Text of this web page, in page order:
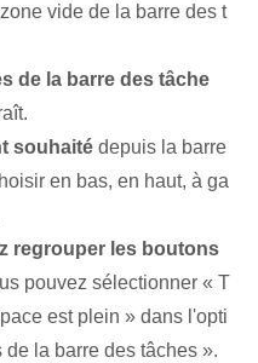
vide de la ⁢barre des t
de la barre des tâche
souhaité depuis la barre
‌en bas, en haut, à ga
regrouper les boutons
pouvez sélectionner « T
est plein » dans l'opti
la barre des tâches ».